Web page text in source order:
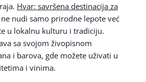
Hvar: savršena destinacija za
nudi samo prirodne lepote već
u lokalnu kulturu i tradiciju.
sa svojom živopisnom
i barova, gde možete uživati u
i vinima.